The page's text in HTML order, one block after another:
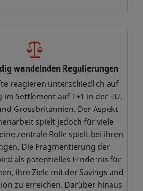
sie gemeinsam aktiv
Durch Zusammenarbeit
können wir
für die
von heute und
und stärkere,
Märkte
ein, die in dieser Studie
Perspektiven zu
wandelnden Regulierungen
reagieren unterschiedlich auf
im Settlement auf T+1 in der EU,
Grossbritannien. Der Aspekt
spielt jedoch für viele
zentrale Rolle spielt bei ihren
Die Fragmentierung der
als potenzielles Hindernis für
ihre Ziele mit der Savings and
zu erreichen. Darüber hinaus